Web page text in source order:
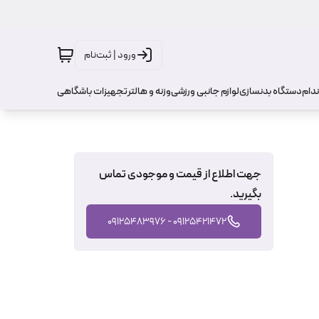
ورود | ثبت‌نام
دستگاه بدنسازیلوازم جانبی ورزشیوزنه و هالترتجهیزات باشگاهی
جهت اطلاع از قیمت و موجودی تماس
بگیرید.
09125421472 - 09125483976